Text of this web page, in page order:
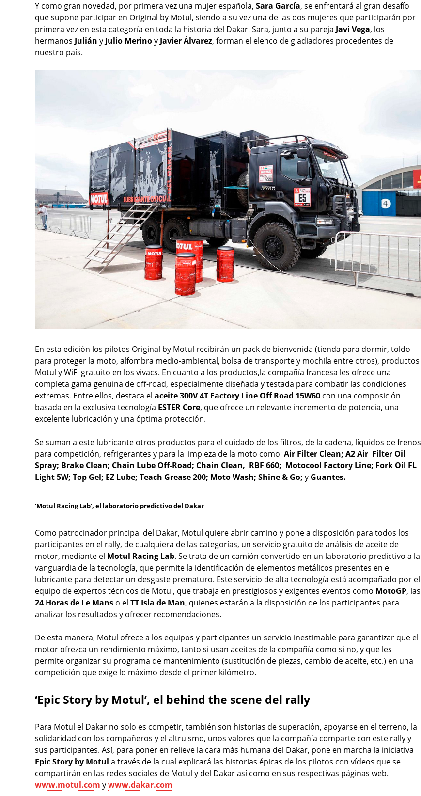
Y como gran novedad, por primera vez una mujer española, Sara García, se enfrentará al gran desafío
que supone participar en Original by Motul, siendo a su vez una de las dos mujeres que participarán por
primera vez en esta categoría en toda la historia del Dakar. Sara, junto a su pareja Javi Vega, los
hermanos Julián yJulio MerinoyJavier Álvarez, forman el elenco de gladiadores procedentes de
nuestro país.
En esta edición los pilotos Original by Motul recibirán un pack de bienvenida (tienda para dormir, toldo
para proteger la moto, alfombra medio-ambiental, bolsa de transporte y mochila entre otros), productos
Motul y WiFi gratuito en los vivacs. En cuanto a los productos,la compañía francesa les ofrece una
completa gama genuina de off-road, especialmente diseñada y testada para combatir las condiciones
extremas. Entre ellos, destaca el aceite 300V 4T Factory Line Off Road 15W60 con una composición
basada en la exclusiva tecnología ESTER Core, que ofrece un relevante incremento de potencia, una
excelente lubricación y una óptima protección.
Se suman a este lubricante otros productos para el cuidado de los filtros, de la cadena, líquidos de frenos
para competición, refrigerantes y para la limpieza de la moto como: Air Filter Clean; A2 Air Filter Oil
Spray; Brake Clean; Chain Lube Off-Road; Chain Clean, RBF 660; Motocool Factory Line; Fork Oil FL
Light 5W; Top Gel; EZ Lube; Teach Grease 200; Moto Wash; Shine & Go; y Guantes.
‘Motul Racing Lab’, el laboratorio predictivo del Dakar
Como patrocinador principal del Dakar, Motul quiere abrir camino y pone a disposición para todos los
participantes en el rally, de cualquiera de las categorías, un servicio gratuito de análisis de aceite de
motor, mediante el Motul Racing Lab. Se trata de un camión convertido en un laboratorio predictivo a la
vanguardia de la tecnología, que permite la identificación de elementos metálicos presentes en el
lubricante para detectar un desgaste prematuro. Este servicio de alta tecnología está acompañado por el
equipo de expertos técnicos de Motul, que trabaja en prestigiosos y exigentes eventos como MotoGP, las
24 Horas de Le Mans o el TT Isla de Man, quienes estarán a la disposición de los participantes para
analizar los resultados y ofrecer recomendaciones.
De esta manera, Motul ofrece a los equipos y participantes un servicio inestimable para garantizar que el
motor ofrezca un rendimiento máximo, tanto si usan aceites de la compañía como si no, y que les
permite organizar su programa de mantenimiento (sustitución de piezas, cambio de aceite, etc.) en una
competición que exige lo máximo desde el primer kilómetro.
‘Epic Story by Motul’, el behind the scene del rally
Para Motul el Dakar no solo es competir, también son historias de superación, apoyarse en el terreno, la
solidaridad con los compañeros y el altruismo, unos valores que la compañía comparte con este rally y
sus participantes. Así, para poner en relieve la cara más humana del Dakar, pone en marcha la iniciativa
Epic Story by Motul a través de la cual explicará las historias épicas de los pilotos con vídeos que se
compartirán en las redes sociales de Motul y del Dakar así como en sus respectivas páginas web.
www.motul.com ywww.dakar.com